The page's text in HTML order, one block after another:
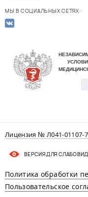
МЫ В СОЦИАЛЬНЫХ СЕТЯХ:
Лицензия № Л041-01107-
ВЕРСИЯ ДЛЯ
Политика обработки
Пользовательское